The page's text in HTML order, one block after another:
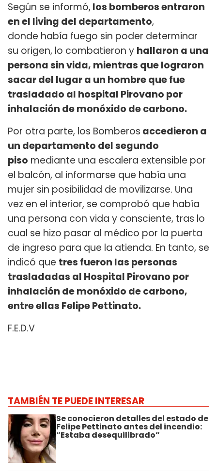
Según se informó, los bomberos entraron
en el living del departamento,
donde había fuego sin poder determinar
su origen, lo combatieron y hallaron a una
persona sin vida, mientras que lograron
sacar del lugar a un hombre que fue
trasladado al hospital Pirovano por
inhalación de monóxido de carbono.
Por otra parte, los Bomberos accedieron a
un departamento del segundo
piso mediante una escalera extensible por
el balcón, al informarse que había una
mujer sin posibilidad de movilizarse. Una
vez en el interior, se comprobó que había
una persona con vida y consciente, tras lo
cual se hizo pasar al médico por la puerta
de ingreso para que la atienda. En tanto, se
indicó que tres fueron las personas
trasladadas al Hospital Pirovano por
inhalación de monóxido de carbono,
entreellas Felipe Pettinato.
F.E.D.V
TAMBIÉN TE PUEDE INTERESAR
Se conocieron detalles del estado de
Felipe Pettinato antes del incendio:
“Estaba desequilibrado”